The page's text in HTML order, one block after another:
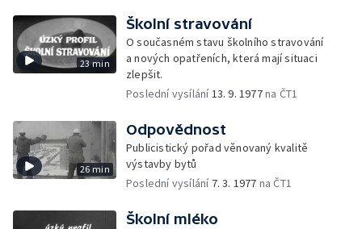
23 min
Školní stravování
O současném stavu školního stravování
a nových opatřeních, která mají situaci
zlepšit.
Poslední vysílání13. 9. 1977na ČT1
26 min
Odpovědnost
Publicistický pořad věnovaný kvalitě
výstavby bytů
Poslední vysílání 7. 3. 1977 na ČT1
Školní mléko